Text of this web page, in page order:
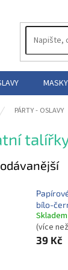
PÁRTY - OSLAVY
bílo-
Skladem
(více
39 Kč